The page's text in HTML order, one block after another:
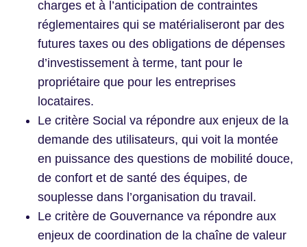
charges et à l’anticipation de contraintes
réglementaires qui se matérialiseront par des
futures taxes ou des obligations de dépenses
d’investissement à terme, tant pour le
propriétaire que pour les entreprises
locataires.
Le critère Social va répondre aux enjeux de la
demande des utilisateurs, qui voit la montée
en puissance des questions de mobilité douce,
de confort et de santé des équipes, de
souplesse dans l’organisation du travail.
Le critère de Gouvernance va répondre aux
enjeux de coordination de la chaîne de valeur